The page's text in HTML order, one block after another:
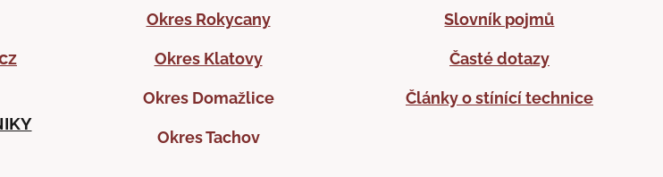
Okres Rokycany
Okres Klatovy
Okres Domažlice
Okres Tachov
Slovník pojmů
Časté dotazy
Články o stínící technice